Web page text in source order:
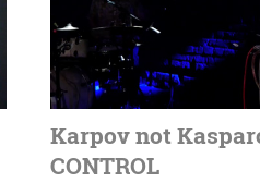
Karpov not
CONTROL